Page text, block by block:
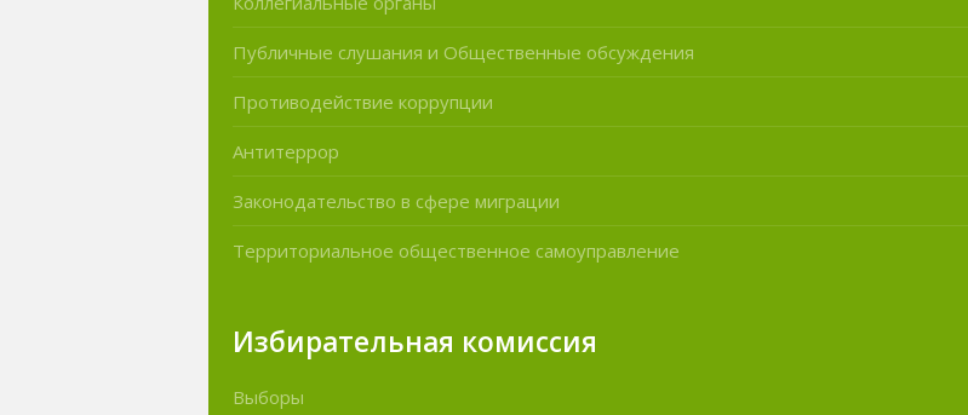
Публичные слушания и Общественные обсуждения
Противодействие коррупции
Антитеррор
Законодательство в сфере миграции
Территориальное общественное самоуправление
Избирательная комиссия
Выборы